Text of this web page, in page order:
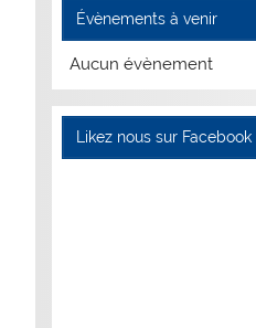
Évènements à venir
Aucun évènement
Likez nous sur Facebook